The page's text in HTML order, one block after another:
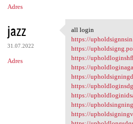
Adres
jazz
31.07.2022
Adres
all login
all login
https://
https://
https://
https://
https://
https://
https://
https://
https://